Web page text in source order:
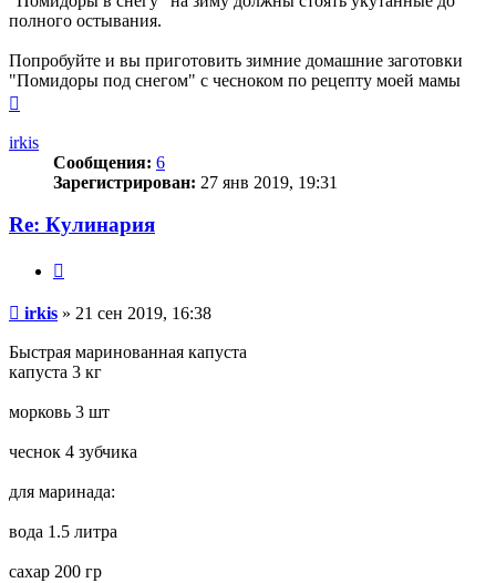
полного остывания.
Попробуйте и вы приготовить зимние домашние заготовки
"Помидоры под снегом" с чесноком по рецепту моей мамы
началу
irkis
Сообщения: 6
Зарегистрирован: 27 янв 2019, 19:31
Re: Кулинария
Сообщение
irkis » 21 сен 2019, 16:38
Быстрая маринованная капуста
капуста 3 кг
морковь 3 шт
чеснок 4 зубчика
для маринада:
вода 1.5 литра
сахар 200 гр